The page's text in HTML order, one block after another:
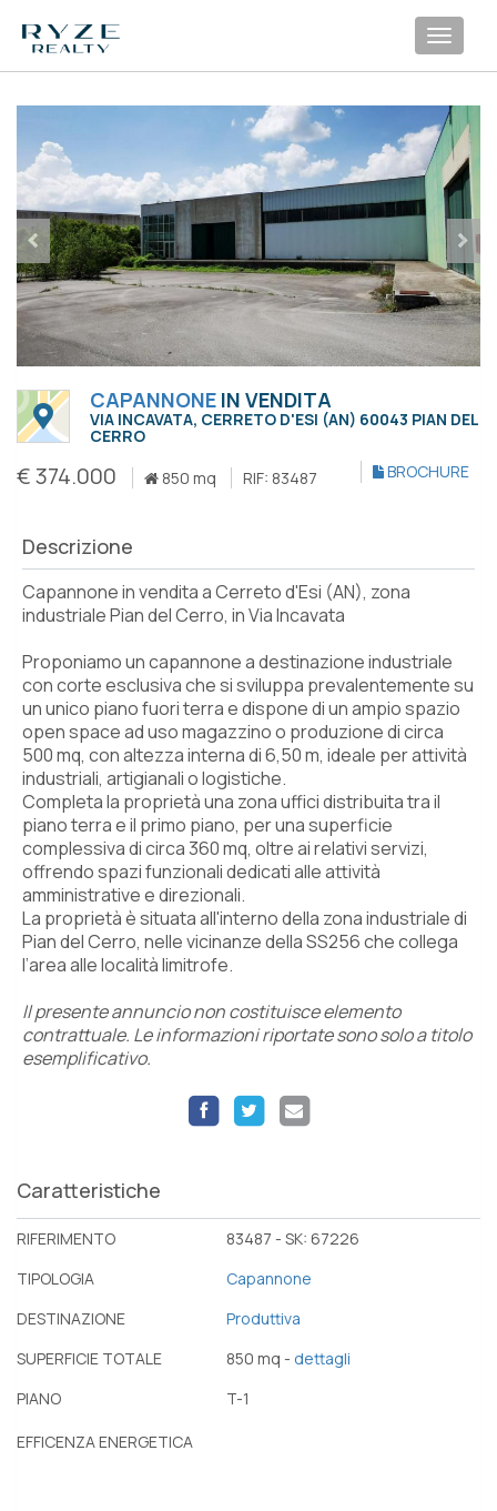
CAPANNONE IN VENDITA
VIA INCAVATA, CERRETO D'ESI (AN) 60043 PIAN DEL
CERRO
€ 374.000 850 mq RIF: 83487 BROCHURE
Descrizione
Capannone in vendita a Cerreto d'Esi (AN), zona
industriale Pian del Cerro, in Via Incavata
Proponiamo un capannone a destinazione industriale
con corte esclusiva che si sviluppa prevalentemente su
un unico piano fuori terra e dispone di un ampio spazio
open space ad uso magazzino o produzione di circa
500 mq, con altezza interna di 6,50 m, ideale per attività
industriali, artigianali o logistiche.
Completa la proprietà una zona uffici distribuita tra il
piano terra e il primo piano, per una superficie
complessiva di circa 360 mq, oltre ai relativi servizi,
offrendo spazi funzionali dedicati alle attività
amministrative e direzionali.
La proprietà è situata all'interno della zona industriale di
Pian del Cerro, nelle vicinanze della SS256 che collega
l’area alle località limitrofe.
Il presente annuncio non costituisce elemento
contrattuale. Le informazioni riportate sono solo a titolo
esemplificativo.
Caratteristiche
RIFERIMENTO
83487 - SK: 67226
TIPOLOGIA
Capannone
DESTINAZIONE
Produttiva
SUPERFICIE TOTALE
850 mq - dettagli
PIANO
T-1
EFFICENZA ENERGETICA